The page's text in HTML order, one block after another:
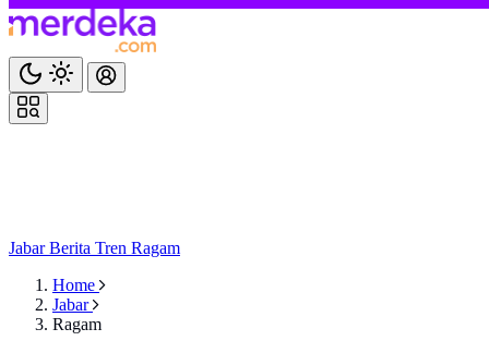
JabarBerita Tren Ragam
Home
Jabar
Ragam